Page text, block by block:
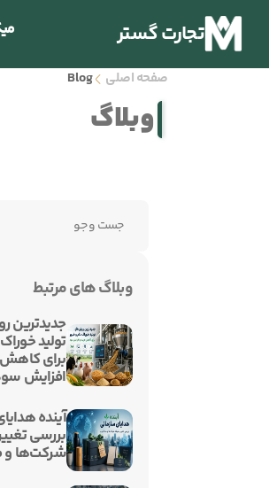
تجارت گستر
صفحه اصلی Blog
وبلاگ
وبلاگ های مرتبط
تولید
برای
افزایش
آینده
بررسی
شرکت‌ها و